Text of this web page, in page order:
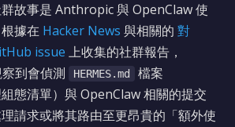
故事是 Anthropic 與 OpenClaw 使
據在 Hacker News 與相關的 對
issue 上收集的社群報告，
到會偵測
HERMES.md
檔案
組態清單）與 OpenClaw 相關的提交
請求或將其路由至更昂貴的「額外使